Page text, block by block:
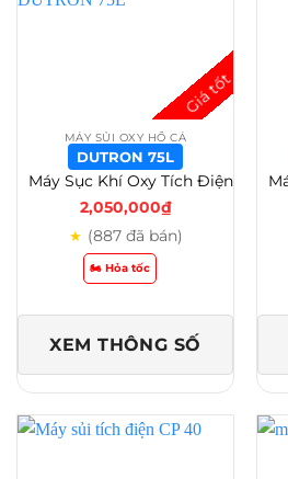
MÁY SỦI OXY HỒ CÁ
DUTRON 75L
2,050,000₫
★ (887 đã bán)
🏍️ Hỏa tốc
XEM THÔNG SỐ